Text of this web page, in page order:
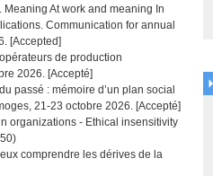
Meaning At work and meaning In
Communication for annual
[Accepted]
de production
2026. [Accepté]
passé : mémoire d’un plan social
21-23 octobre 2026. [Accepté]
organizations - Ethical insensitivity
comprendre les dérives de la